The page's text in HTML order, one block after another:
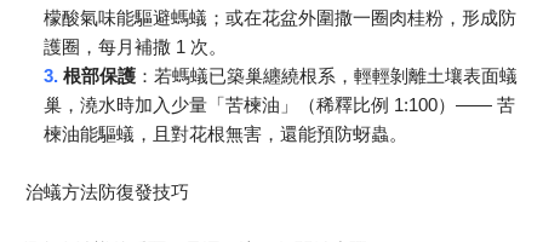
檬酸氣味能驅避螞蟻；或在花盆外圍撒一圈肉桂粉，形成防
護圈，每月補撒 1 次。
3.根部保護 ：若螞蟻已築巢纏繞根系，輕輕剝離土壤表面蟻
巢，澆水時加入少量「苦楝油」（稀釋比例 1:100）——苦
楝油能驅蟻，且對花根無害，還能預防蚜蟲。
治蟻方法防復發技巧